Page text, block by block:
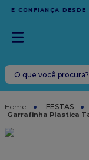
ESPÍRITO SANTO
O que você
FESTAS
Garrafinha Plastica
TERMOS MAIS
leite